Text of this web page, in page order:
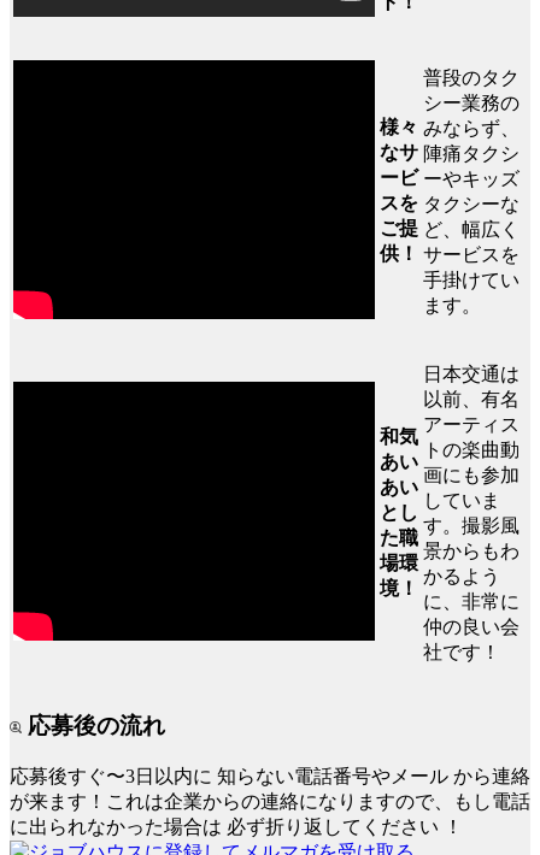
様々
なサ
ービ
スを
ご提
供！
普段のタク
シー業務の
みならず、
陣痛タクシ
ーやキッズ
タクシーな
ど、幅広く
サービスを
手掛けてい
ます。
和気
あい
あい
とし
た職
場環
境！
日本交通は
以前、有名
アーティス
トの楽曲動
画にも参加
していま
す。撮影風
景からもわ
かるよう
に、非常に
仲の良い会
社です！
応募後の流れ
応募後すぐ〜3日以内に 知らない電話番号やメール から連絡
が来ます！これは企業からの連絡になりますので、もし電話
に出られなかった場合は 必ず折り返してください ！